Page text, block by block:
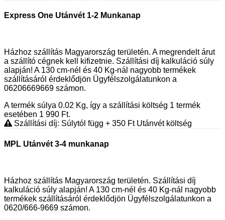
Express One Utánvét 1-2 Munkanap
Házhoz szállítás Magyarország területén. A megrendelt árut
a szállító cégnek kell kifizetnie. Szállítási díj kalkuláció súly
alapján! A 130 cm-nél és 40 Kg-nál nagyobb termékek
szállításáról érdeklődjön Ügyfélszolgálatunkon a
06206669669 számon.
A termék súlya 0.02 Kg, így a szállítási költség 1 termék
esetében 1 990 Ft.
Szállítási díj: Súlytól függ + 350 FtUtánvét költség
MPL Utánvét 3-4 munkanap
Házhoz szállítás Magyarország területén. Szállítási díj
kalkuláció súly alapján! A 130 cm-nél és 40 Kg-nál nagyobb
termékek szállításáról érdeklődjön Ügyfélszolgálatunkon a
0620/666-9669 számon.